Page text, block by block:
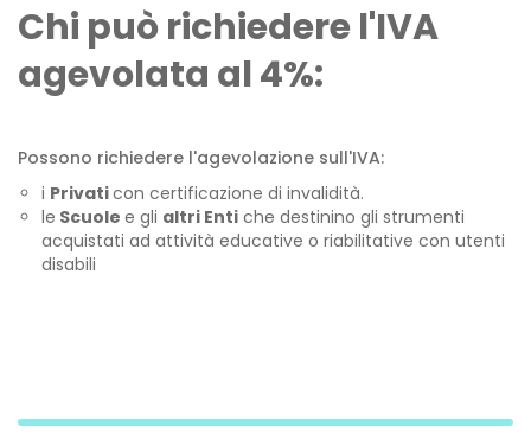
Chi può richiedere l'IVA
agevolata al 4%:
Possono richiedere l'agevolazione sull'IVA:
i Privaticon certificazione di invalidità.
le Scuole e gli altri Enti che destinino gli strumenti
acquistati ad attività educative o riabilitative con utenti
disabili